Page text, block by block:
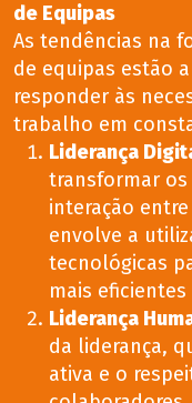
de Equipas
As tendências na
de equipas estão
responder às
trabalho em
Liderança
transformar
interação
envolve a
tecnológicas
mais
Liderança
da liderança,
ativa e o